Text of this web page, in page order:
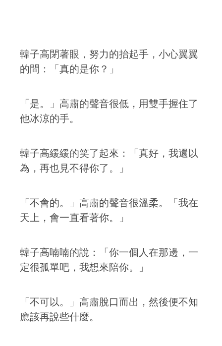
韓子高閉著眼，努力的抬起手，小心翼翼
的問：「真的是你？」
「是。」高肅的聲音很低，用雙手握住了
他冰涼的手。
韓子高緩緩的笑了起來：「真好，我還以
為，再也見不得你了。」
「不會的。」高肅的聲音很溫柔。「我在
天上，會一直看著你。」
韓子高喃喃的說：「你一個人在那邊，一
定很孤單吧，我想來陪你。」
「不可以。」高肅脫口而出，然後便不知
應該再說些什麼。